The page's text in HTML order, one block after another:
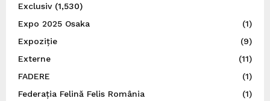
Exclusiv(1,530)
Expo 2025 Osaka
(1)
Expoziție
(9)
Externe
(11)
FADERE
(1)
Federația Felină Felis România
(1)